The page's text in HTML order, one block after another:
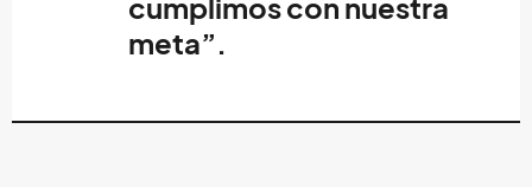
cumplimos con nuestra
meta”.